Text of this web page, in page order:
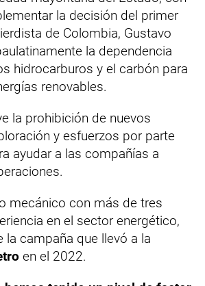
la decisión del primer
de Colombia, Gustavo
la dependencia
hidrocarburos y el carbón para
renovables.
la prohibición de nuevos
y esfuerzos por parte
ayudar a las compañías a
mecánico con más de tres
en el sector energético,
la campaña que llevó a la
en el 2022.